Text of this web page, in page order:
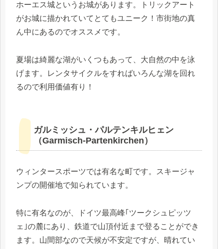
ホーエス城というお城があります。トリックアート
がお城に描かれていてとてもユニーク！市街地の真
ん中にあるのでオススメです。
夏場は綺麗な湖がいくつもあって、大自然の中を泳
げます。レンタサイクルをすればいろんな湖を回れ
るので利用価値有り！
ガルミッシュ・パルテンキルヒェン
（Garmisch-Partenkirchen）
ウィンタースポーツでは有名な町です。スキージャ
ンプの開催地で知られています。
特に有名なのが、ドイツ最高峰｢ツークシュピッツ
ェ｣の麓にあり、鉄道で山頂付近まで登ることができ
ます。山間部なので天候が不安定ですが、晴れてい